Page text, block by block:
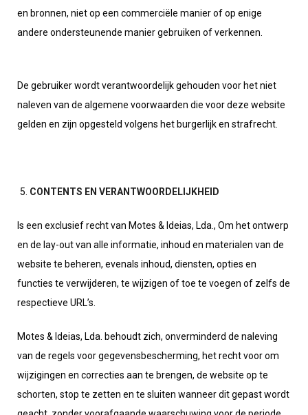
en bronnen, niet op een commerciële manier of op enige
andere ondersteunende manier gebruiken of verkennen.
De gebruiker wordt verantwoordelijk gehouden voor het niet
naleven van de algemene voorwaarden die voor deze website
gelden en zijn opgesteld volgens het burgerlijk en strafrecht.
CONTENTS EN VERANTWOORDELIJKHEID
Is een exclusief recht van Motes & Ideias, Lda., Om het ontwerp
en de lay-out van alle informatie, inhoud en materialen van de
website te beheren, evenals inhoud, diensten, opties en
functies te verwijderen, te wijzigen of toe te voegen of zelfs de
respectieve URL’s.
Motes & Ideias, Lda. behoudt zich, onverminderd de naleving
van de regels voor gegevensbescherming, het recht voor om
wijzigingen en correcties aan te brengen, de website op te
schorten, stop te zetten en te sluiten wanneer dit gepast wordt